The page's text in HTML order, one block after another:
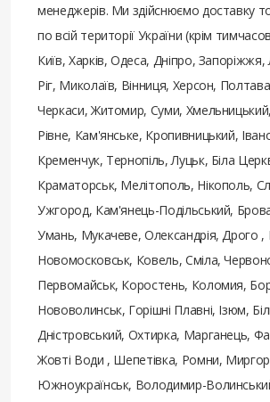
менеджерів. Ми здійснюємо доставку
по всій території України (крім
Київ, Харків, Одеса, Дніпро, Запоріжжя,
Ріг, Миколаїв, Вінниця, Херсон,
Черкаси, Житомир, Суми, Хмельницький,
Рівне, Кам'янське, Кропивницький,
Кременчук, Тернопіль, Луцьк, Біла
Краматорськ, Мелітополь, Нікополь,
Ужгород, Кам'янець-Подільський,
Умань, Мукачеве, Олександрія, Дрого ,
Новомосковськ, Ковель, Сміла,
Первомайськ, Коростень, Коломия,
Нововолинськ, Горішні Плавні, Ізюм,
Дністровський, Охтирка, Марганець,
Жовті Води , Шепетівка, Ромни,
Южноукраїнськ, Володимир-